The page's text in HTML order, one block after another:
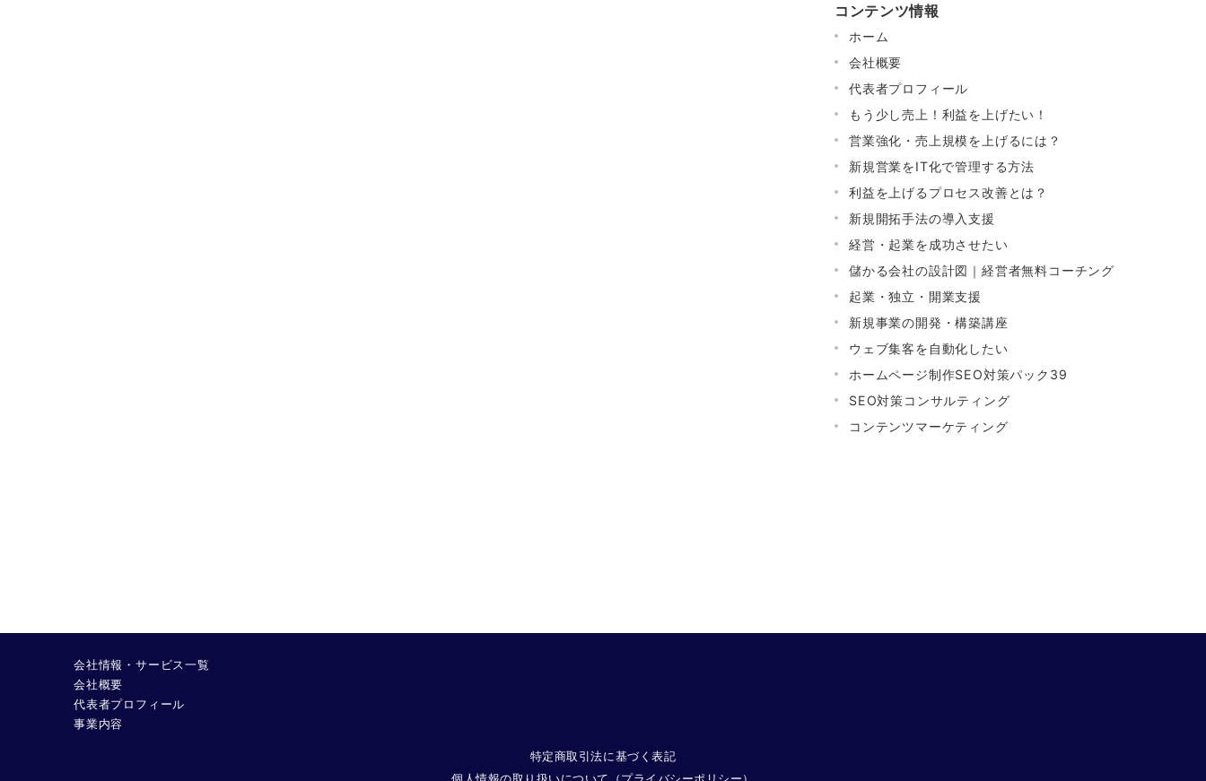
コンテンツ情報
ホーム
会社概要
代表者プロフィール
もう少し売上！利益を上げたい！
営業強化・売上規模を上げるには？
新規営業をIT化で管理する方法
利益を上げるプロセス改善とは？
新規開拓手法の導入支援
経営・起業を成功させたい
儲かる会社の設計図｜経営者無料コーチング
起業・独立・開業支援
新規事業の開発・構築講座
ウェブ集客を自動化したい
ホームページ制作SEO対策パック39
SEO対策コンサルティング
コンテンツマーケティング
会社情報・サービス一覧
会社概要
代表者プロフィール
事業内容
特定商取引法に基づく表記